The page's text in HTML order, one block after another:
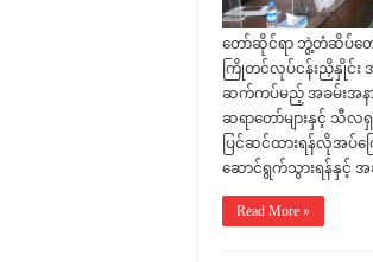
တော်ဆိုင်ရာ ဘွဲ့တံဆိပ်တော်မ
ကြိုတင်လုပ်ငန်းညှိနှိုင်း
ဆက်ကပ်မည့် အခမ်းအနား
ဆရာတော်များနှင့် သီလရှ
ပြင်ဆင်ထားရန်လိုအပ်ကြ
ဆောင်ရွက်သွားရန်နှင့် အ
Read More »